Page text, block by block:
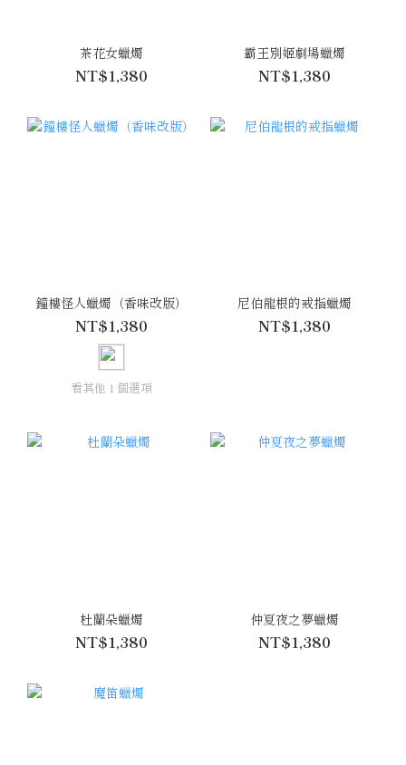
茶花女蠟燭
NT$1,380
霸王別姬劇場蠟燭
NT$1,380
鐘樓怪人蠟燭（香味改版）
NT$1,380
看其他 1 個選項
尼伯龍根的戒指蠟燭
NT$1,380
杜蘭朵蠟燭
NT$1,380
仲夏夜之夢蠟燭
NT$1,380